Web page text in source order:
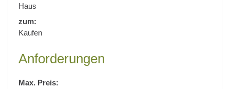
Haus
zum:
Kaufen
Anforderungen
Max. Preis: